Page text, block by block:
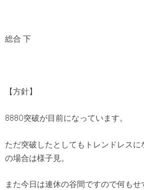
総合 下
【方針】
8880突破が目前になっています。
ただ突破したとしてもトレンドレス
の場合は様子見。
また今日は連休の谷間ですので何もせ